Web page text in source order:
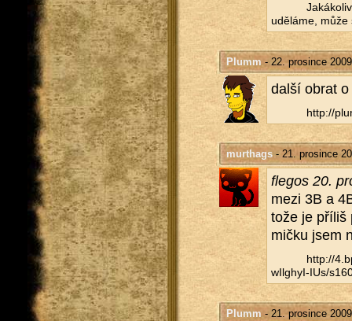
udě­lá­me, může
Plumm - 22. prosince
další obrat o
http://​
murthags- 21. prosince
fle­gos 20.
mezi 3B a
to­že je pří­liš
mič­ku jsem
http://​
wIlghyI-IUs/​
Plumm - 21. prosince